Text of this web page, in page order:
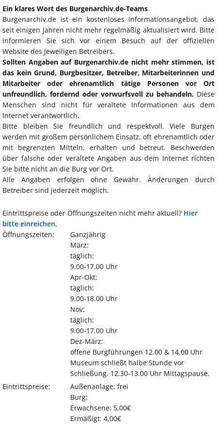
Ein klares Wort des Burgenarchiv.de-Teams
Burgenarchiv.de ist ein kostenloses Informationsangebot, das
seit einigen Jahren nicht mehr regelmäßig aktualisiert wird. Bitte
informieren Sie sich vor einem Besuch auf der offiziellen
Website des jeweiligen Betreibers.
Sollten Angaben auf Burgenarchiv.de nicht mehr stimmen, ist
das kein Grund, Burgbesitzer, Betreiber, Mitarbeiterinnen und
Mitarbeiter oder ehrenamtlich tätige Personen vor Ort
unfreundlich, fordernd oder vorwurfsvoll zu behandeln. Diese
Menschen sind nicht für veraltete Informationen aus dem
Internet verantwortlich.
Bitte bleiben Sie freundlich und respektvoll. Viele Burgen
werden mit großem persönlichem Einsatz, oft ehrenamtlich oder
mit begrenzten Mitteln, erhalten und betreut. Beschwerden
über falsche oder veraltete Angaben aus dem Internet richten
Sie bitte nicht an die Burg vor Ort.
Alle Angaben erfolgen ohne Gewähr. Änderungen durch
Betreiber sind jederzeit möglich.
Eintrittspreise oder Öffnungszeiten nicht mehr aktuell? Hier
bitte einreichen.
Öffnungszeiten:
Ganzjährig
März:
täglich:
9.00-17.00 Uhr
Apr-Okt:
täglich:
9.00-18.00 Uhr
Nov:
täglich:
9.00-17.00 Uhr
Dez-März:
offene Burgführungen 12.00 & 14.00 Uhr
Museum schließt halbe Stunde vor
Schließung. 12.30-13.00 Uhr Mittagspause.
Eintrittspreise:
Außenanlage: frei
Burg:
Erwachsene: 5,00€
Ermäßigt: 4,00€